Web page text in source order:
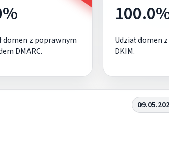
domen z poprawnym
DMARC.
Udział domen
DKIM.